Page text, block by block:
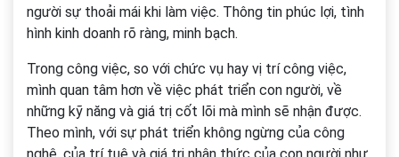
người sự thoải mái khi làm việc. Thông tin phúc lợi, tình
hình kinh doanh rõ ràng, minh bạch.
Trong công việc, so với chức vụ hay vị trí công việc,
mình quan tâm hơn về việc phát triển con người, về
những kỹ năng và giá trị cốt lõi mà mình sẽ nhận được.
Theo mình, với sự phát triển không ngừng của công
nghệ, của trí tuệ và giá trị nhận thức của con người như